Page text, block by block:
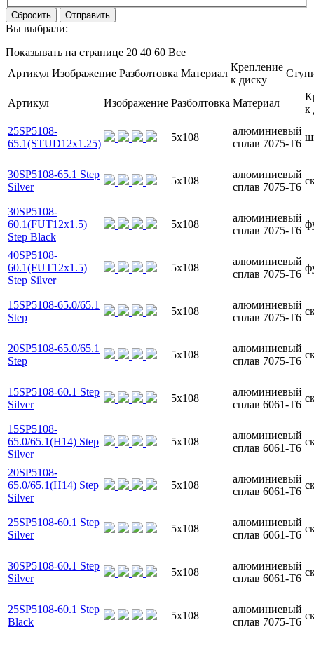
Сбросить Отправить
Вы выбрали:
Показывать на странице 20 40 60 Все
Артикул Изображение Разболтовка Материал
Крепление
к диску
Артикул Изображение Разболтовка Материал
к
25SP5108-
65.1(STUD12x1.25)
5x108
алюминиевый
сплав 7075-T6
30SP5108-65.1 Step
Silver
5x108
алюминиевый
сплав 7075-T6
30SP5108-
60.1(FUT12x1.5)
Step Black
5x108
алюминиевый
сплав 7075-T6
40SP5108-
60.1(FUT12x1.5)
Step Silver
5x108
алюминиевый
сплав 7075-T6
15SP5108-65.0/65.1
Step
5x108
алюминиевый
сплав 7075-T6
20SP5108-65.0/65.1
Step
5x108
алюминиевый
сплав 7075-T6
15SP5108-60.1 Step
Silver
5x108
алюминиевый
сплав 6061-T6
15SP5108-
65.0/65.1(H14) Step
Silver
5x108
алюминиевый
сплав 6061-T6
20SP5108-
65.0/65.1(H14) Step
Silver
5x108
алюминиевый
сплав 6061-T6
25SP5108-60.1 Step
Silver
5x108
алюминиевый
сплав 6061-T6
30SP5108-60.1 Step
Silver
5x108
алюминиевый
сплав 6061-T6
25SP5108-60.1 Step
Black
5x108
алюминиевый
сплав 7075-T6